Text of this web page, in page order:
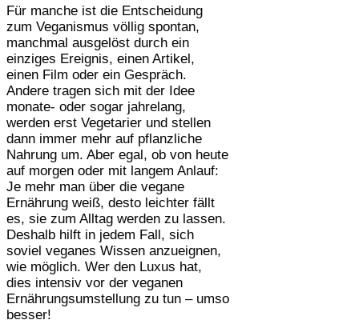
Für manche ist die Entscheidung
zum Veganismus völlig spontan,
manchmal ausgelöst durch ein
einziges Ereignis, einen Artikel,
einen Film oder ein Gespräch.
Andere tragen sich mit der Idee
monate- oder sogar jahrelang,
werden erst Vegetarier und stellen
dann immer mehr auf pflanzliche
Nahrung um. Aber egal, ob von heute
auf morgen oder mit langem Anlauf:
Je mehr man über die vegane
Ernährung weiß, desto leichter fällt
es, sie zum Alltag werden zu lassen.
Deshalb hilft in jedem Fall, sich
soviel veganes Wissen anzueignen,
wie möglich. Wer den Luxus hat,
dies intensiv vor der veganen
Ernährungsumstellung zu tun – umso
besser!